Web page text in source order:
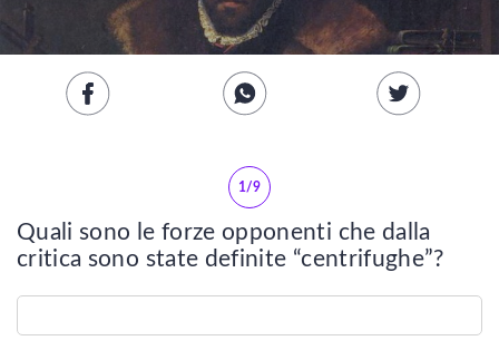
Attualità
Economia e business
Storia
LETTERATURA
1/9
Quali sono le forze opponenti che dalla
critica sono state definite “centrifughe”?